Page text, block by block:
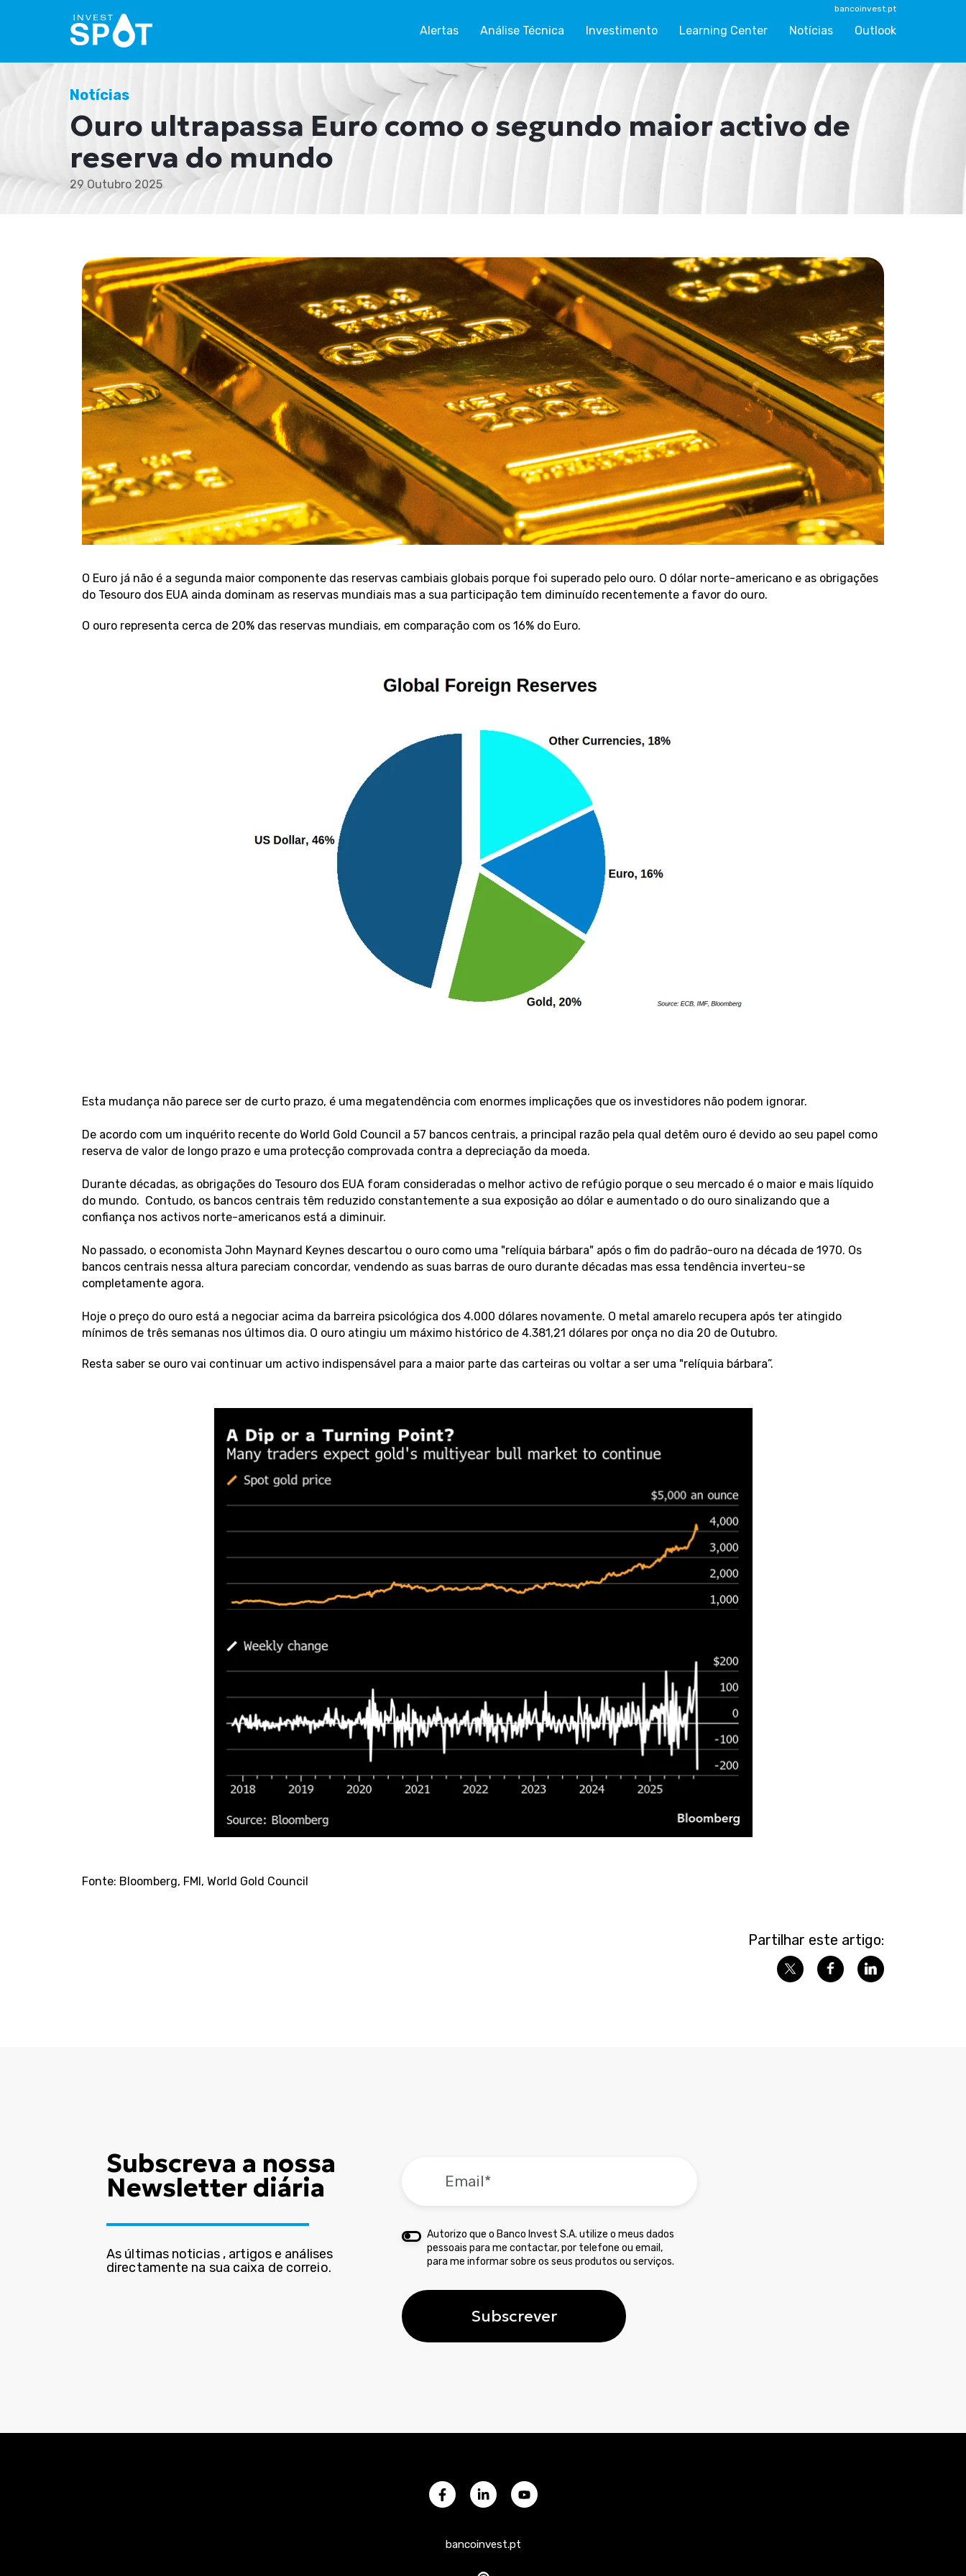
bancoinvest.pt
Alertas Análise Técnica Investimento Learning Center Notícias Outlook
Notícias
Ouro ultrapassa Euro como o segundo maior activo de
reserva do mundo
29 Outubro 2025
O Euro já não é a segunda maior componente das reservas cambiais globais porque foi superado pelo ouro. O dólar norte-americano e as obrigações
do Tesouro dos EUA ainda dominam as reservas mundiais mas a sua participação tem diminuído recentemente a favor do ouro.
O ouro representa cerca de 20% das reservas mundiais, em comparação com os 16% do Euro.
Esta mudança não parece ser de curto prazo, é uma megatendência com enormes implicações que os investidores não podem ignorar.
De acordo com um inquérito recente do World Gold Council a 57 bancos centrais, a principal razão pela qual detêm ouro é devido ao seu papel como
reserva de valor de longo prazo e uma protecção comprovada contra a depreciação da moeda.
Durante décadas, as obrigações do Tesouro dos EUA foram consideradas o melhor activo de refúgio porque o seu mercado é o maior e mais líquido
do mundo. Contudo, os bancos centrais têm reduzido constantemente a sua exposição ao dólar e aumentado o do ouro sinalizando que a
confiança nos activos norte-americanos está a diminuir.
No passado, o economista John Maynard Keynes descartou o ouro como uma "relíquia bárbara" após o fim do padrão-ouro na década de 1970. Os
bancos centrais nessa altura pareciam concordar, vendendo as suas barras de ouro durante décadas mas essa tendência inverteu-se
completamente agora.
Hoje o preço do ouro está a negociar acima da barreira psicológica dos 4.000 dólares novamente. O metal amarelo recupera após ter atingido
mínimos de três semanas nos últimos dia. O ouro atingiu um máximo histórico de 4.381,21 dólares por onça no dia 20 de Outubro.
Resta saber se ouro vai continuar um activo indispensável para a maior parte das carteiras ou voltar a ser uma "relíquia bárbara”.
Fonte: Bloomberg, FMI, World Gold Council
Partilhar este artigo:
Subscreva a nossa
Newsletter diária
As últimas noticias , artigos e análises
directamente na sua caixa de correio.
Autorizo que o Banco Invest S.A. utilize o meus dados
pessoais para me contactar, por telefone ou email,
para me informar sobre os seus produtos ou serviços.
bancoinvest.pt